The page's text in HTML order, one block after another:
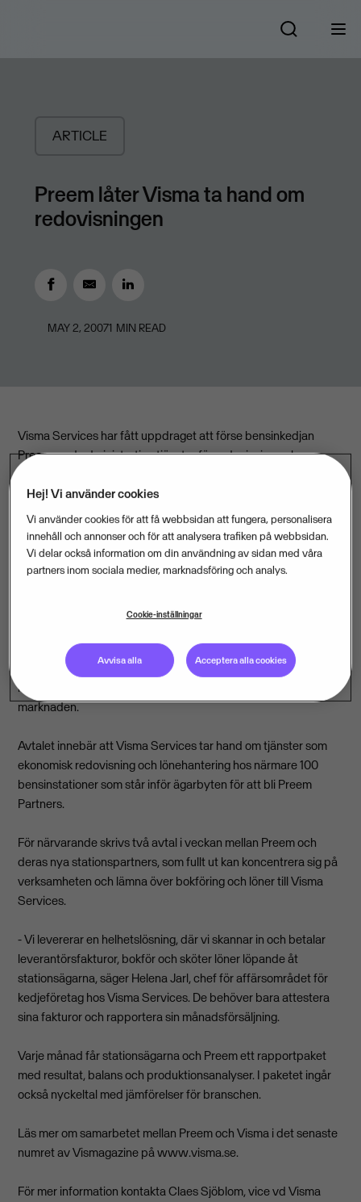
ARTICLE
Preem låter Visma ta hand om
redovisningen
MAY 2, 20071 MIN READ
Visma Services har fått uppdraget att förse bensinkedjan
Preem med administrativa tjänster för redovisning och
göra verksamheten ännu mer effektiv och därmed öka
lönsamheten.
- Vi valde Visma Services för att de kan
bensinstationsbranschen och dess specifika frågeställningar,
- De arbetar med kvalitet, har ett väl beprövat system och ett
konkurrensmässigt pris. Visma Services är en erfaren
redovisningsbyrå och helt enkelt den bästa man kan få på
marknaden.
Avtalet innebär att Visma Services tar hand om tjänster som
ekonomisk redovisning och lönehantering hos närmare 100
bensinstationer som står inför ägarbyten för att bli Preem
Partners.
För närvarande skrivs två avtal i veckan mellan Preem och
deras nya stationspartners, som fullt ut kan koncentrera sig på
verksamheten och lämna över bokföring och löner till Visma
Services.
- Vi levererar en helhetslösning, där vi skannar in och betalar
leverantörsfakturor, bokför och sköter löner löpande åt
stationsägarna, säger Helena Jarl, chef för affärsområdet för
kedjeföretag hos Visma Services. De behöver bara attestera
sina fakturor och rapportera sin månadsförsäljning.
Varje månad får stationsägarna och Preem ett rapportpaket
med resultat, balans och produktionsanalyser. I paketet ingår
också nyckeltal med jämförelser för branschen.
Läs mer om samarbetet mellan Preem och Visma i det senaste
numret av Vismagazine på www.visma.se.
För mer information kontakta Claes Sjöblom, vice vd Visma
Hej! Vi använder cookies
Vi använder cookies för att få webbsidan att fungera, personalisera
innehåll och annonser och för att analysera trafiken på webbsidan.
Vi delar också information om din användning av sidan med våra
partners inom sociala medier, marknadsföring och analys.
Cookie-inställningar
Avvisa alla Acceptera alla cookies